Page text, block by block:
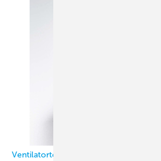
Ventilatortechnik 2.0